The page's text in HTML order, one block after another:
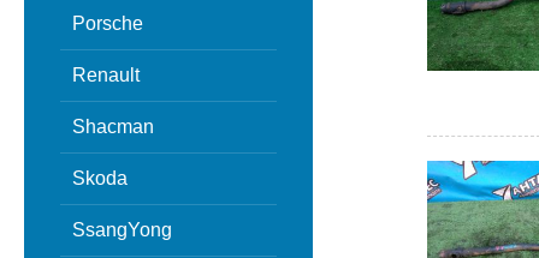
Porsche
Renault
Shacman
Skoda
SsangYong